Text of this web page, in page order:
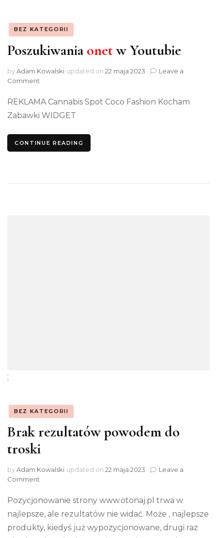
BEZ KATEGORII
Poszukiwaniaonetw Youtubie
byAdam Kowalski updated on 22 maja 2023
Leave a
Comment
onet
Youtubie
REKLAMA Cannabis Spot Coco Fashion Kocham
Zabawki WIDGET
CONTINUE READING
;
BEZ KATEGORII
Brak rezultatów powodem do
troski
byAdam Kowalski updated on 22 maja 2023
Leave a
Comment
rezultatów
do
troski
Pozycjonowanie strony www.otonaj.pl trwa w
najlepsze, ale rezultatów nie widać. Może ‚ najlepsze
produkty‚ kiedyś już wypozycjonowane, drugi raz